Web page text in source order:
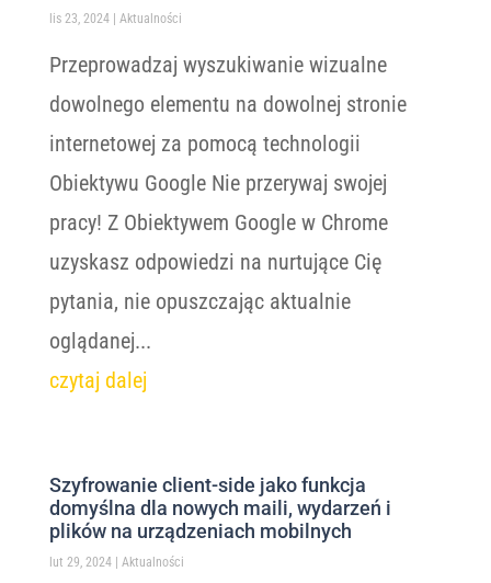
lis 23, 2024| Aktualności
Przeprowadzaj wyszukiwanie wizualne
dowolnego elementu na dowolnej stronie
internetowej za pomocą technologii
Obiektywu Google Nie przerywaj swojej
pracy! Z Obiektywem Google w Chrome
uzyskasz odpowiedzi na nurtujące Cię
pytania, nie opuszczając aktualnie
oglądanej...
czytaj dalej
Szyfrowanie client-side jako funkcja
domyślna dla nowych maili, wydarzeń i
plików na urządzeniach mobilnych
lut 29, 2024| Aktualności